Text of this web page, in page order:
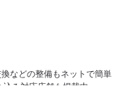
などの整備もネットで簡単
み対応店舗も掲載中。